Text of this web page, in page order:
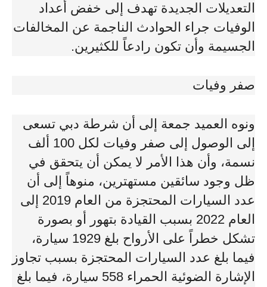
التعديلات الجديدة تهدف إلى خفض أعداد
الوفيات جراء الحوادث الناجمة عن المخالفات
الجسيمة وأن تكون رادعاً للكثيرين.
صفر وفيات
ونوه العميد جمعة إلى أن شرطة دبي تسعى
إلى الوصول إلى صفر وفيات لكل 100 ألف
نسمة، وأن هذا الأمر لا يمكن أن يتحقق في
ظل وجود سائقين مستهترين، منوهاً إلى أن
عدد السيارات المحتجزة من العام 2019 إلى
العام 2022 بسبب القيادة بتهور أو بصورة
تشكل خطراً على الأرواح بلغ 1929 سيارة،
فيما بلغ عدد السيارات المحتجزة بسبب تجاوز
الإشارة الضوئية الحمراء 558 سيارة، فيما بلغ